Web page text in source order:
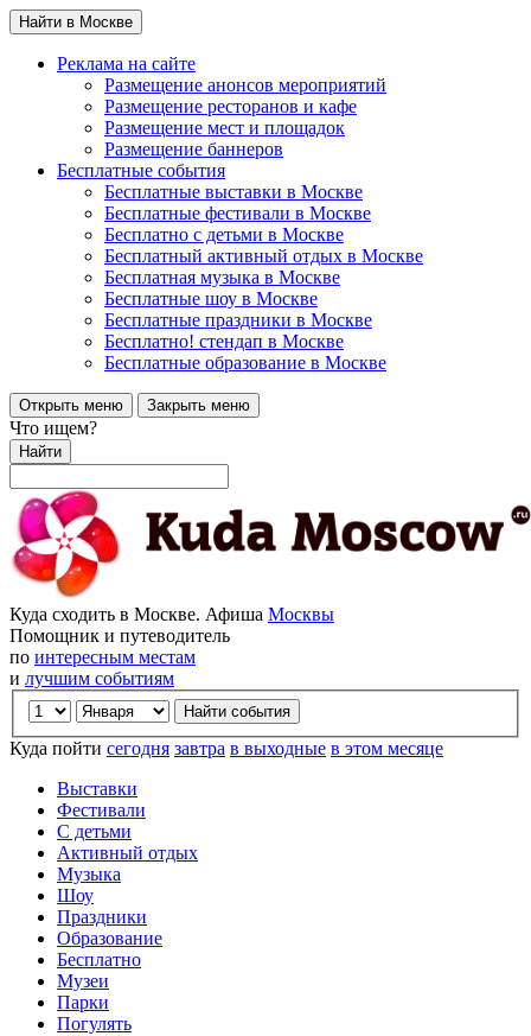
Найти в Москве
Реклама на сайте
Размещение анонсов мероприятий
Размещение ресторанов и кафе
Размещение мест и площадок
Размещение баннеров
Бесплатные события
Бесплатные выставки в Москве
Бесплатные фестивали в Москве
Бесплатно с детьми в Москве
Бесплатный активный отдых в Москве
Бесплатная музыка в Москве
Бесплатные шоу в Москве
Бесплатные праздники в Москве
Бесплатно! стендап в Москве
Бесплатные образование в Москве
Открыть меню Закрыть меню
Что ищем?
Найти
Куда сходить в Москве. Афиша Москвы
Помощник и путеводитель
по интересным местам
и лучшим событиям
Куда пойти сегодня завтра в выходные в этом месяце
Выставки
Фестивали
С детьми
Активный отдых
Музыка
Шоу
Праздники
Образование
Бесплатно
Музеи
Парки
Погулять